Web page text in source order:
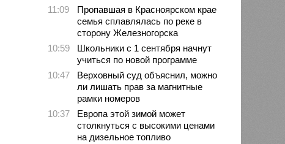
11:09
Пропавшая в Красноярском крае
семья сплавлялась по реке в
сторону Железногорска
10:59
Школьники с 1 сентября начнут
учиться по новой программе
10:47
Верховный суд объяснил, можно
ли лишать прав за магнитные
рамки номеров
10:37
Европа этой зимой может
столкнуться с высокими ценами
на дизельное топливо